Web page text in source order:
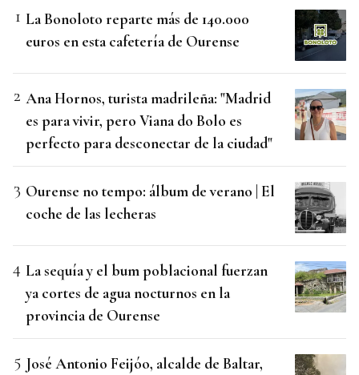
La Bonoloto reparte más de 140.000
euros en esta cafetería de Ourense
Ana Hornos, turista madrileña: "Madrid
es para vivir, pero Viana do Bolo es
perfecto para desconectar de la ciudad"
Ourense no tempo: álbum de verano | El
coche de las lecheras
La sequía y el bum poblacional fuerzan
ya cortes de agua nocturnos en la
provincia de Ourense
José Antonio Feijóo, alcalde de Baltar,